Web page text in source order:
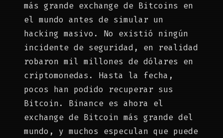
más grande exchange de Bitcoins en
el mundo antes de simular un
hacking masivo. No existió ningún
incidente de seguridad, en realidad
robaron mil millones de dólares en
criptomonedas. Hasta la fecha,
pocos han podido recuperar sus
Bitcoin. Binance es ahora el
exchange de Bitcoin más grande del
mundo, y muchos especulan que puede